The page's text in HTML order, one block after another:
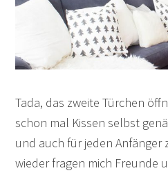
Tada, das zweite Türchen
schon mal Kissen selbst
und auch für jeden Anfänger
wieder fragen mich Freunde